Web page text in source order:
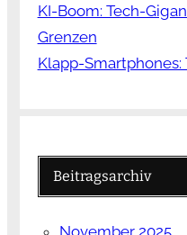
KI-Boom: Tech-
Grenzen
Klapp-Smartphones:
Beitragsarchiv
November 2025